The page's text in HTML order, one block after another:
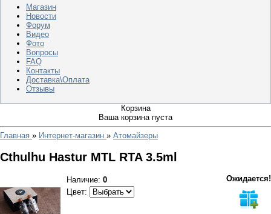
Магазин
Новости
Форум
Видео
Фото
Вопросы
FAQ
Контакты
Доставка\Оплата
Отзывы
Корзина
Ваша корзина пуста
Главная » Интернет-магазин » Атомайзеры
Cthulhu Hastur MTL RTA 3.5ml
Наличие: 0
Цвет:
Ожидается!